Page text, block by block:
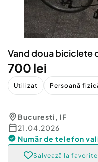
Servicii
Animale de
Afaceri și
Inchiriere Bunuri si
Utilaje agricole si
Piese auto si
Dacia Duster
Vand doua biciclete
700 lei
Utilizat Persoană
Bucuresti, IF
21.04.2026
Număr de telefon
Salvează la favorite